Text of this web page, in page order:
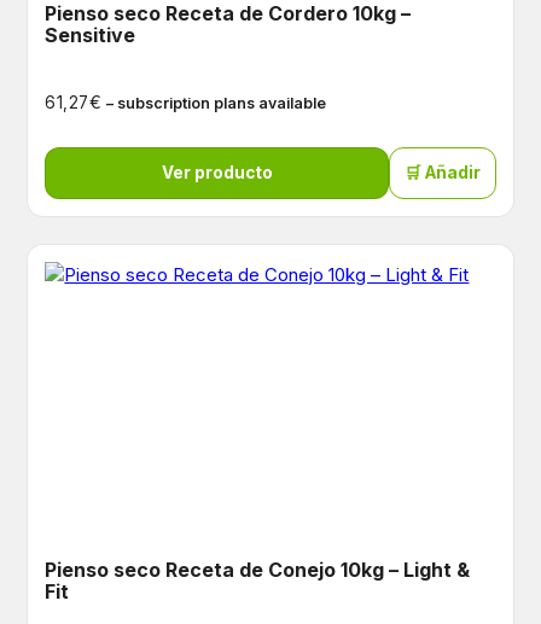
Pienso seco Receta de Cordero 10kg –
Sensitive
61,27€ – subscription plans available
Ver producto 🛒 Añadir
Pienso seco Receta de Conejo 10kg – Light &
Fit